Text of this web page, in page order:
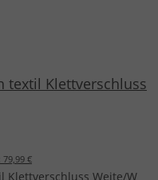
textil Klettverschluss
79,99 €